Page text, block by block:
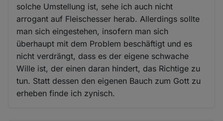
solche Umstellung ist, sehe ich auch nicht
arrogant auf Fleischesser herab. Allerdings sollte
man sich eingestehen, insofern man sich
überhaupt mit dem Problem beschäftigt und es
nicht verdrängt, dass es der eigene schwache
Wille ist, der einen daran hindert, das Richtige zu
tun. Statt dessen den eigenen Bauch zum Gott zu
erheben finde ich zynisch.